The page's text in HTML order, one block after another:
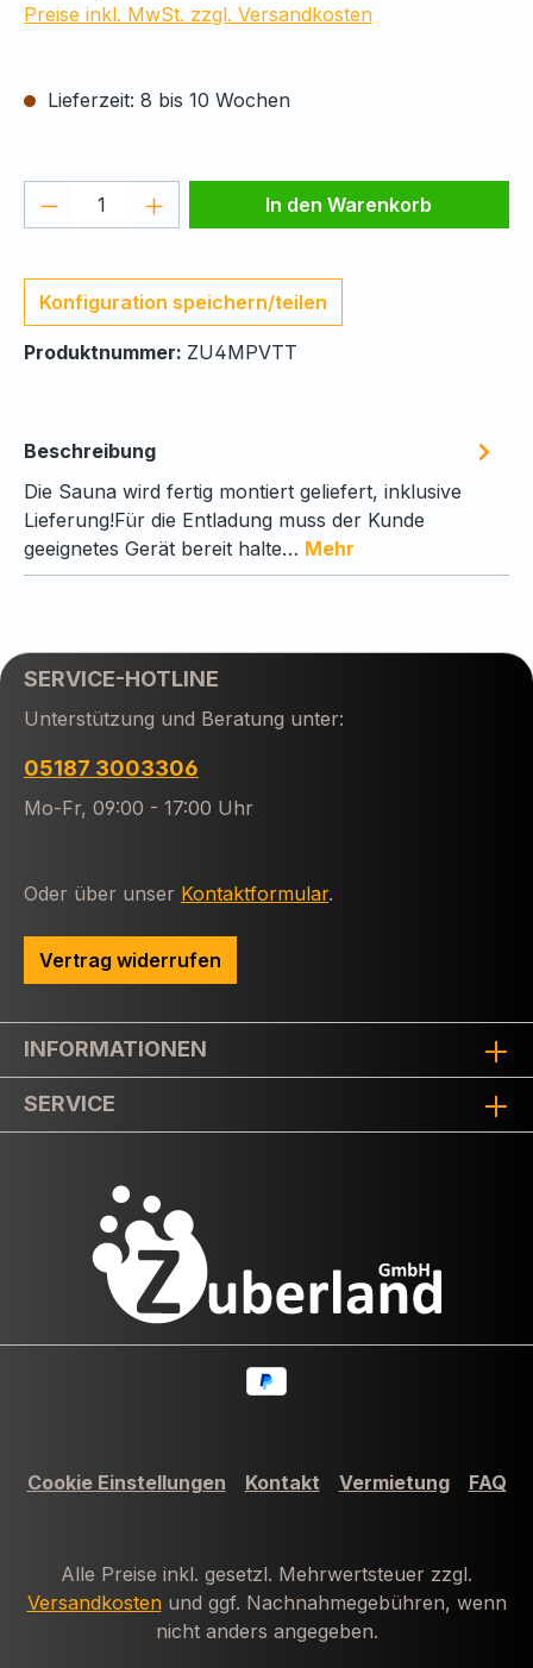
Preise inkl. MwSt. zzgl. Versandkosten
Lieferzeit: 8 bis 10 Wochen
Produkt Anzahl: Gib denIn den Warenkorb
Konfiguration speichern/teilen
Produktnummer: ZU4MPVTT
Beschreibung
Die Sauna wird fertig montiert geliefert, inklusive
Lieferung!Für die Entladung muss der Kunde
geeignetes Gerät bereit halte… Mehr
SERVICE-HOTLINE
Unterstützung und Beratung unter:
05187 3003306
Mo-Fr, 09:00 - 17:00 Uhr
Oder über unser Kontaktformular.
Vertrag widerrufen
INFORMATIONEN
SERVICE
Cookie Einstellungen Kontakt Vermietung FAQ
Alle Preise inkl. gesetzl. Mehrwertsteuer zzgl.
Versandkosten und ggf. Nachnahmegebühren, wenn
nicht anders angegeben.